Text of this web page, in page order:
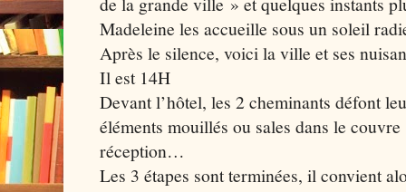
Madeleine les accueille sous un soleil
Après le silence, voici la ville et ses
Il est 14H
Devant l’hôtel, les 2 cheminants défont
éléments mouillés ou sales dans le
réception…
Les 3 étapes sont terminées, il convient